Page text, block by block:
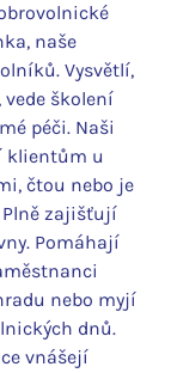
naše
Vysvětlí,
školení
péči. Naši
klientům u
čtou nebo je
Plně zajišťují
Pomáhají
nebo myjí
dnů.
vnášejí